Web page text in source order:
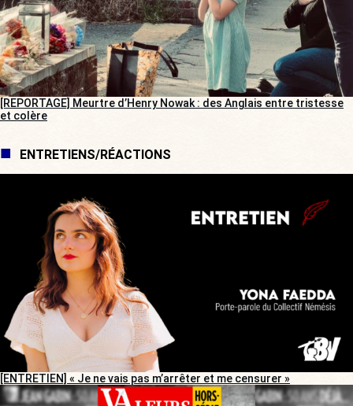
[REPORTAGE] Meurtre d’Henry Nowak : des Anglais entre tristesse
et colère
ENTRETIENS/RÉACTIONS
[ENTRETIEN] « Je ne vais pas m’arrêter et me censurer »